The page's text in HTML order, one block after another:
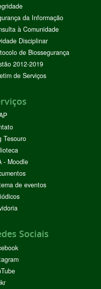
da Informação
à Comunidade
Disciplinar
de Biossegurança
2012-2019
de Serviços
Tesouro
- Moodle
de eventos
Sociais